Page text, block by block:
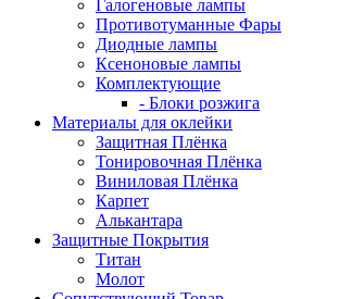
Галогеновые лампы
Противотуманные Фары
Диодные лампы
Ксеноновые лампы
Комплектующие
- Блоки розжига
Материалы для оклейки
Защитная Плёнка
Тонировочная Плёнка
Виниловая Плёнка
Карпет
Алькантара
Защитные Покрытия
Титан
Молот